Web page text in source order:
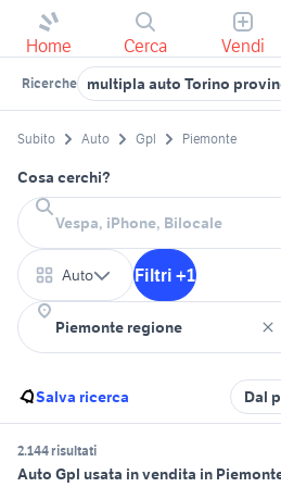
Home Cerca Vendi
Ricerche multipla auto Torino
Subito Auto Gpl Piemonte
Cosa cerchi?
Auto Filtri +1
Salva ricerca Dal
2.144 risultati
Auto Gpl usata in vendita in